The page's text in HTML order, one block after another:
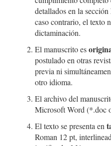
detallados en la sección
caso contrario, el texto
dictaminación.
El manuscrito es
postulado en otras
previa ni
otro idioma.
El archivo del
Microsoft Word (*.doc
El texto se presenta en
Roman 12 pt,